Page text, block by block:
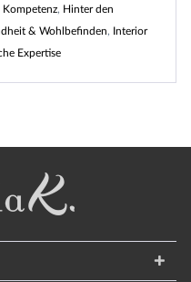
Kompetenz, Hinter den
& Wohlbefinden, Interior
Expertise